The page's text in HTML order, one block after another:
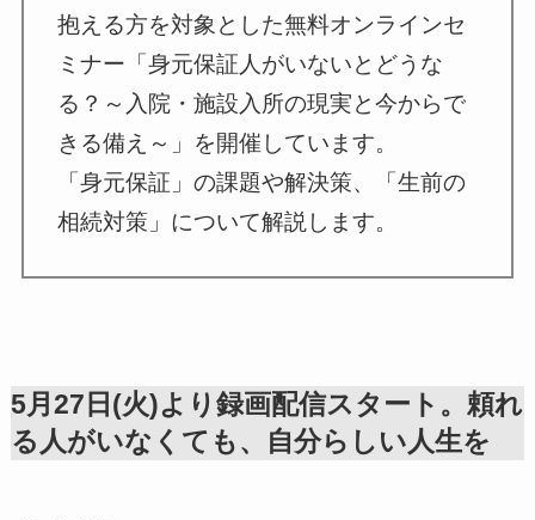
抱える方を対象とした無料オンラインセ
ミナー「身元保証人がいないとどうな
る？～入院・施設入所の現実と今からで
きる備え～」を開催しています。
「身元保証」の課題や解決策、「生前の
相続対策」について解説します。
5月27日(火)より録画配信スタート。頼れ
る人がいなくても、自分らしい人生を